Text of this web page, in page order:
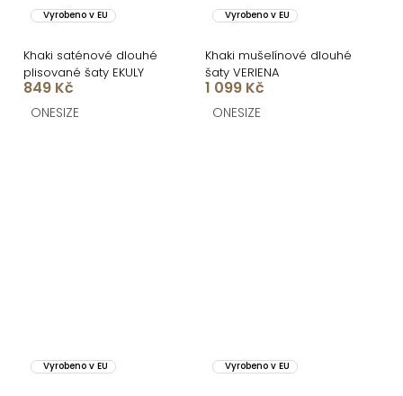
Vyrobeno v EU
Khaki saténové dlouhé
plisované šaty EKULY
849 Kč
ONESIZE
Vyrobeno v EU
Khaki mušelínové dlouhé
šaty VERIENA
1 099 Kč
ONESIZE
Vyrobeno v EU Vyrobeno v EU